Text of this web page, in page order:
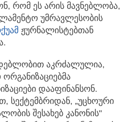
რომ ეს არის მავნებლობა,
უმრავლესობის
ჟურნალისტებთან
აკრძალულია,
დააფინანსონ.
სექტემბრიდან, „უცხოური
შესახებ კანონის"